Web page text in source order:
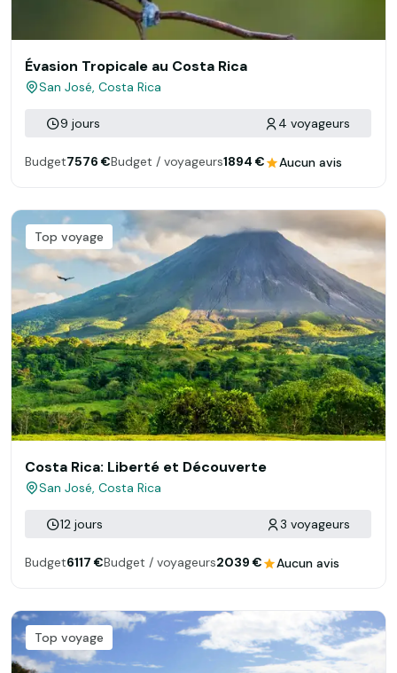
Évasion Tropicale au Costa Rica
San José, Costa Rica
9 jours 4 voyageurs
Budget7576 €Budget / voyageurs1894 € Aucun avis
Top voyage
Costa Rica: Liberté et Découverte
San José, Costa Rica
12 jours 3 voyageurs
Budget6117 €Budget / voyageurs2039 € Aucun avis
Top voyage